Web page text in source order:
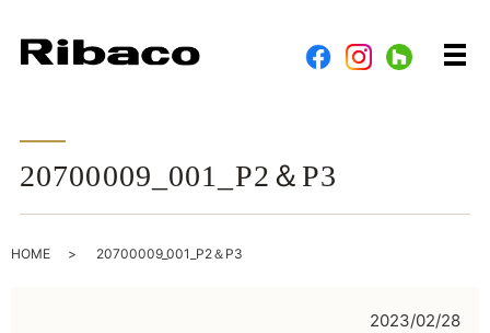
メ
20700009_001_P2＆P3
HOME 20700009_001_P2＆P3
2023/02/28